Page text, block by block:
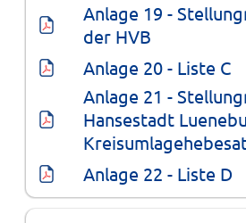
Anlage 19 -
der HVB
Anlage 20 - Liste C
Anlage 21 -
Hansestadt
Anlage 22 - Liste D